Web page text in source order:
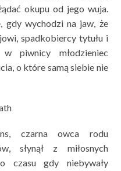
okupu od jego wuja.
gdy wychodzi na jaw, że
spadkobiercy tytułu i
piwnicy młodzieniec
o które samą siebie nie
czarna owca rodu
słynął z miłosnych
czasu gdy niebywały